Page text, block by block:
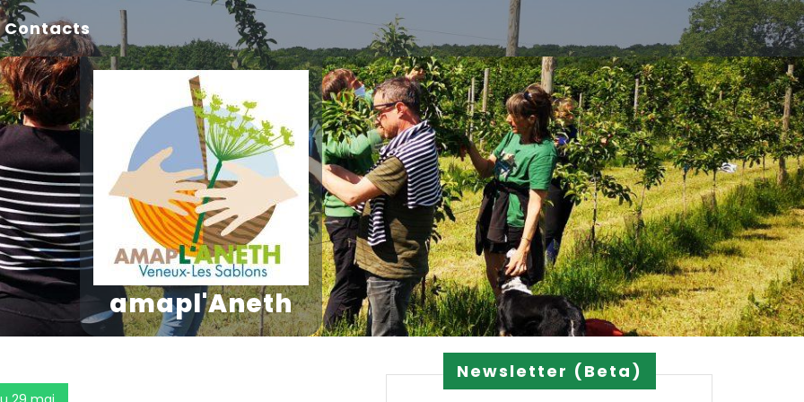
Contacts
amapl'Aneth
Newsletter (Beta)